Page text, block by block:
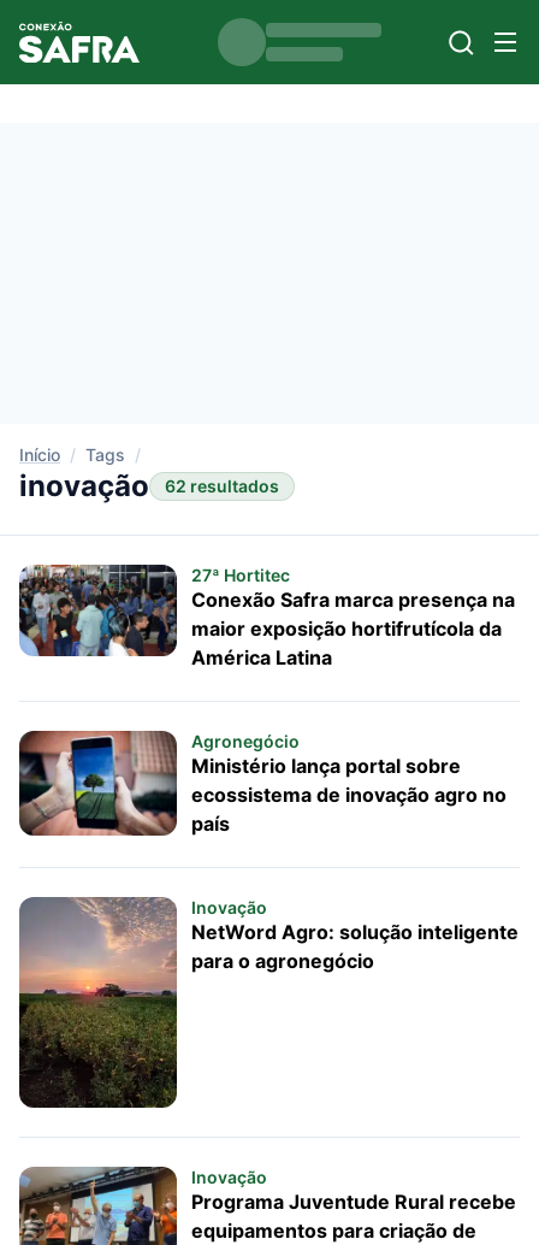
Início / Tags /
inovação 62 resultados
27ª Hortitec
Conexão Safra marca presença na
maior exposição hortifrutícola da
América Latina
Agronegócio
Ministério lança portal sobre
ecossistema de inovação agro no
país
Inovação
NetWord Agro: solução inteligente
para o agronegócio
Inovação
Programa Juventude Rural recebe
equipamentos para criação de